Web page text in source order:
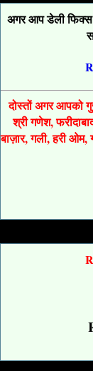
अगर आप डेली फिक्स
दोस्तों अगर आपको
श्री गणेश,
बाज़ार, गली, हरी ओम,